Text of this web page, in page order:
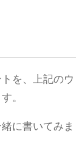
を、上記のウ
。
に書いてみま